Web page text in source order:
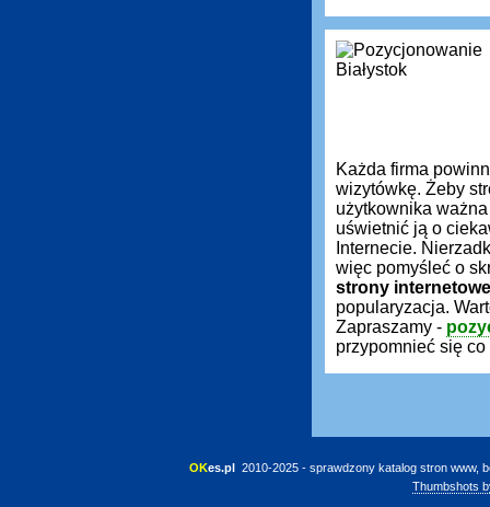
Każda firma
wizytówkę. Żeby
użytkownika
uświetnić ją o
Internecie.
więc pomyśleć o
strony internetowe
popularyzacja.
Zapraszamy -
przypomnieć się
OKes.pl 2010-2025 - sprawdzony katalog stron www,
Thumbshots